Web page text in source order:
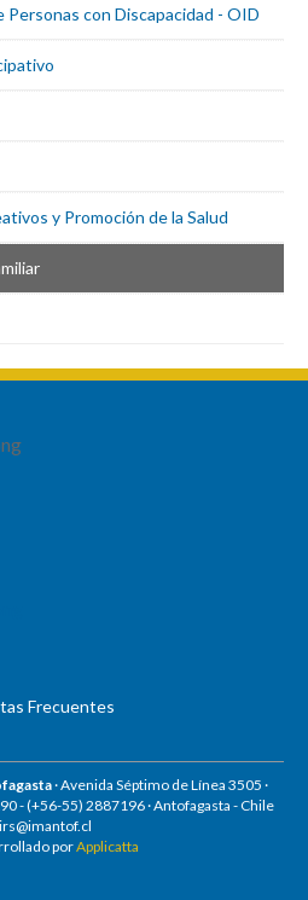
Personas con Discapacidad - OID
y Promoción de la Salud
Frecuentes
· Avenida Séptimo de Línea 3505 ·
-(+56-55) 2887196· Antofagasta - Chile
porApplicatta